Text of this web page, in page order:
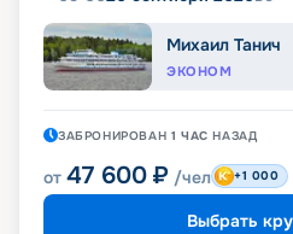
Михаил Танич
ЭКОНОМ
ЗАБРОНИРОВАН 1 ЧАС НАЗАД
от 47 600 ₽ /чел +1 000
Выбрать